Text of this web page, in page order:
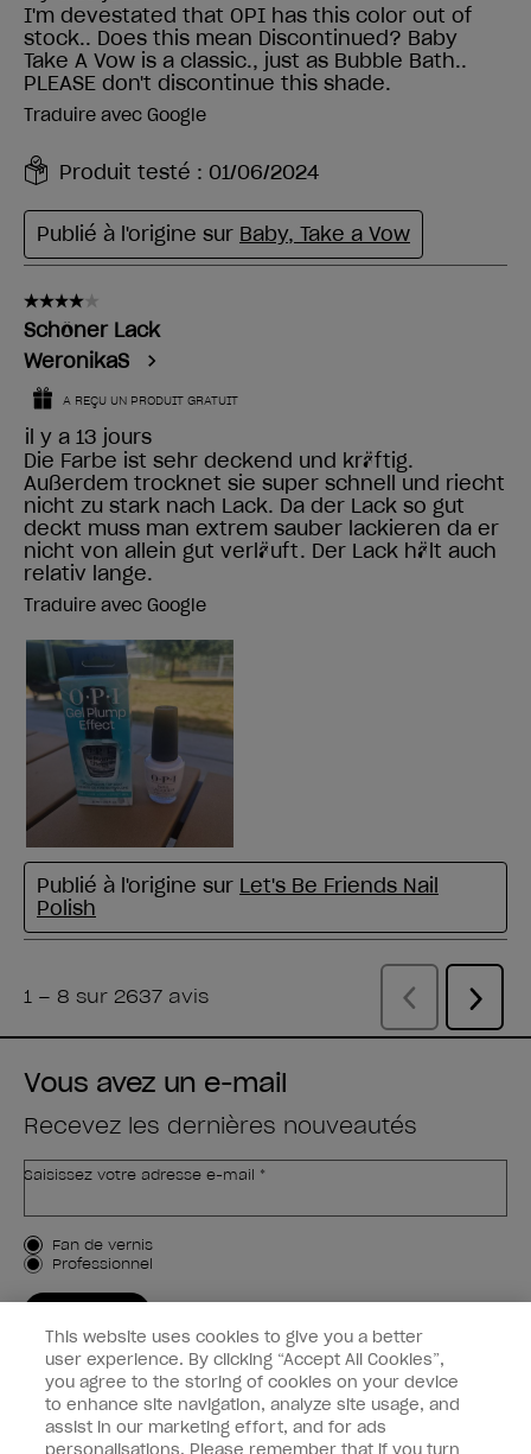
Vous avez un e-mail
Recevez les dernières nouveautés
Saisissez votre adresse e-mail *
Type de client
Fan de vernis
Professionnel
Informations clients
Connectez-Vous
This website uses cookies to give you a better
user experience. By clicking “Accept All Cookies”,
you agree to the storing of cookies on your device
to enhance site navigation, analyze site usage, and
assist in our marketing effort, and for ads
personalisations. Please remember that if you turn